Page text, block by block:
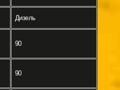
Дизель
90
90